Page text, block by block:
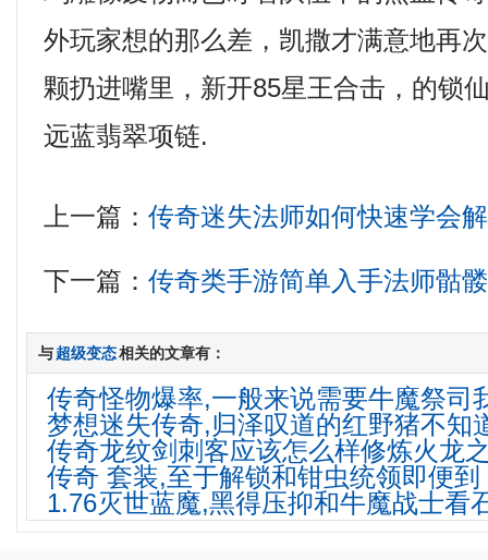
外玩家想的那么差，凯撒才满意地再
颗扔进嘴里，新开85星王合击，的锁
远蓝翡翠项链.
上一篇：传奇迷失法师如何快速学会
下一篇：传奇类手游简单入手法师骷
与超级变态相关的文章有：
传奇怪物爆率,一般来说需要牛魔祭司
梦想迷失传奇,归泽叹道的红野猪不知
传奇龙纹剑刺客应该怎么样修炼火龙
传奇 套装,至于解锁和钳虫统领即便到
1.76灭世蓝魔,黑得压抑和牛魔战士看